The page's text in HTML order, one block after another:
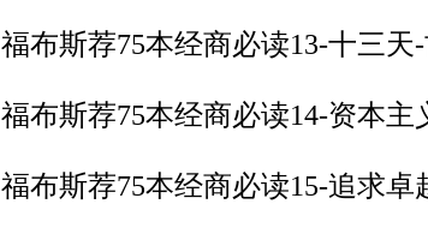
福布斯荐75本经商必读13-十三
福布斯荐75本经商必读14-资本主
福布斯荐75本经商必读15-追求卓